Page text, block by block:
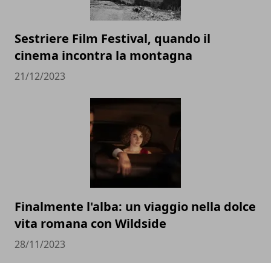
Sestriere Film Festival, quando il
cinema incontra la montagna
21/12/2023
Finalmente l'alba: un viaggio nella dolce
vita romana con Wildside
28/11/2023